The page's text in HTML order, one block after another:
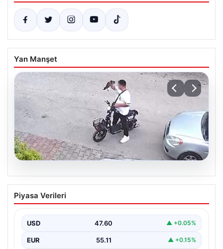
Yan Manşet
Bolu’da Vahşet: Yavru Kediye İşlenen
İğrenç Olay Kameralara Yansıdı
günlerde meydana gelen korkutucu olay, bölgedeki
sakinleri derinden sarstı. Elektrikli…
Piyasa Verileri
USD 47.60 ▲ +0.05%
EUR 55.11 ▲ +0.15%